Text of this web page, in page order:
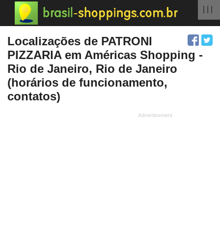
Localizações de PATRONI
PIZZARIA em Américas Shopping -
Rio de Janeiro, Rio de Janeiro
(horários de funcionamento,
contatos)